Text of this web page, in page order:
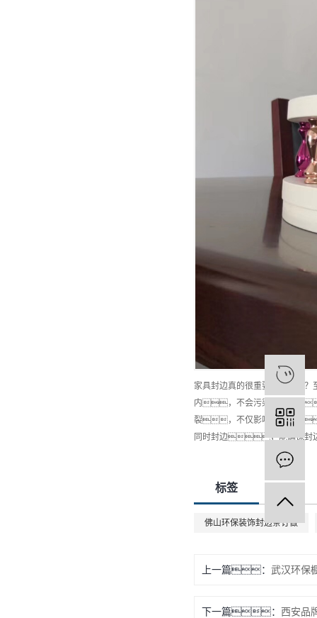
家具封边真的很重要吗
内，不会污染室内空气
裂，不仅影响使用
同时封边，能确保封
标签
佛山环保装饰封边条订做
上一篇： 武汉环保
下一篇： 西安品